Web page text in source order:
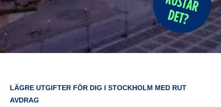
LÄGRE UTGIFTER FÖR DIG I STOCKHOLM MED RUT
AVDRAG